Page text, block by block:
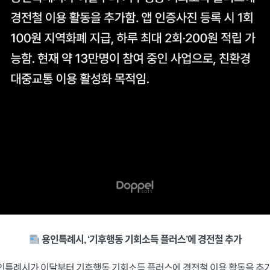
용인특례시, ‘기후행동 기회소득 플러스’에 경전철 추가